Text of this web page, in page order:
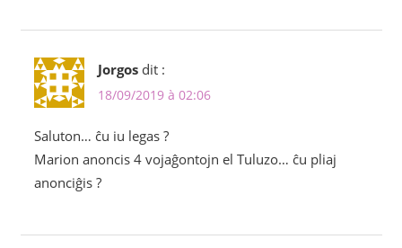
Jorgos dit :
18/09/2019 à 02:06
Saluton… ĉu iu legas ?
Marion anoncis 4 vojaĝontojn el Tuluzo… ĉu pliaj
anonciĝis ?